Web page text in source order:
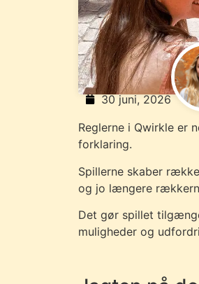
30 juni, 2026
Reglerne i Qwirkle er
forklaring.
Spillerne skaber
og jo længere
Det gør spillet
muligheder og